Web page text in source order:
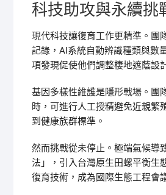
科技助攻與永續挑
現代科技讓復育工作更精準。團
記錄，AI系統自動辨識種類與數
項發現促使他們調整棲地遮蔭設
基因多樣性維護是隱形戰場。團
時，可進行人工授精避免近親繁
到健康族群標準。
然而挑戰從未停止。極端氣候導
法」，引入台灣原生田螺平衡生
復育技術，成為國際生態工程會